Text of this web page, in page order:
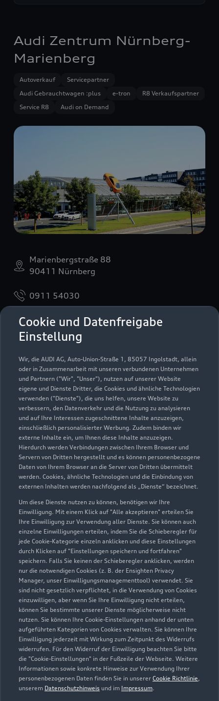
Cookie und Datenfreigabe
Einstellung
Wir, die AUDI AG, Auto-Union-Straße 1, 85057 Ingolstadt, allein
oder in Zusammenarbeit mit unseren verbundenen Unternehmen
und Partnern ("Wir", "Unser"), nutzen auf unserer Website
eigene und Dienste Dritter, die Cookies und ähnliche Technologien
verwenden ("Dienste"), die uns helfen, unsere Website zu
verbessern, den Datenverkehr und die Nutzung zu analysieren
und auf Ihre Interessen zugeschnittene Inhalte anzuzeigen,
einschließlich personalisierter Werbung. Zudem binden wir
externe Inhalte ein, um Ihnen diese Inhalte anzuzeigen.
Hierdurch werden Verbindungen zwischen Ihrem Browser und
Servern von Dritten hergestellt und es können personenbezogene
Daten von Ihrem Browser an die Server von Dritten übermittelt
werden. Cookies, ähnliche Technologien und die Einbindung von
externen Inhalten werden nachfolgend als „Dienste“ bezeichnet.
Um diese Dienste nutzen zu können, benötigen wir Ihre
Einwilligung. Mit einem Klick auf "Alle akzeptieren" erteilen Sie
Ihre Einwilligung zur Verwendung aller Dienste. Sie können auch
einzelne Einwilligungen erteilen, indem Sie die Schieberegler für
jede Cookie-Kategorie einzeln anklicken und diese Einstellungen
durch Klicken auf "Einstellungen speichern und fortfahren"
speichern. Falls Sie keinen der Schieberegler anklicken, werden
nur die notwendigen Cookies (z. B. der Ensighten Privacy
Manager, unser Einwilligungsmanagementtool) verwendet. Sie
sind nicht gesetzlich verpflichtet, in die Verwendung von Cookies
einzuwilligen, aber wenn Sie Ihre Einwilligung nicht erteilen,
können Sie bestimmte unserer Dienste möglicherweise nicht
nutzen. Sie können Ihre Cookie-Einstellungen anhand der unten
aufgeführten Kategorien von Cookies verwalten. Sie können Ihre
Einwilligung jederzeit mit Wirkung zum Zeitpunkt des Widerrufs
widerrufen. Für den Widerruf der Einwilligung beachten Sie bitte
die "Cookie-Einstellungen" in der Fußzeile der Webseite. Weitere
Informationen sowie konkrete Hinweise zur Verwendung Ihrer
personenbezogenen Daten finden Sie in unserer Cookie Richtlinie,
unserem Datenschutzhinweis und im Impressum.
Audi Zentrum Nürnberg-
Marienberg
Autoverkauf
Servicepartner
Audi Gebrauchtwagen :plus
e-tron
R8 Verkaufspartner
Service R8
Audi on Demand
Marienbergstraße 88
90411 Nürnberg
0911 54030
audi.marienberg@feser-graf.de
Kontaktdaten herunterladen
Öffnungszeiten
Verkauf
Geöffnet bis18:00
Service
Geöffnet bis18:00
Teile- & Zubehörverkauf
Geöffnet bis18:00
Zurück nach oben
Modelle
Alle Modelle
Modelle vergleichen
Elektromodelle
Plug-in-Hybride
Kaufen & leasen
Neuwagensuche
Gebrauchtwagensuche
Gebrauchtwagen
Service & Zubehör
Saisonale Angebote
Support